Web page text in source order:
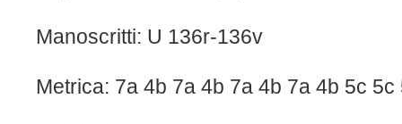
Manoscritti: U 136r-136v
Metrica: 7a 4b 7a 4b 7a 4b 7a 4b 5c